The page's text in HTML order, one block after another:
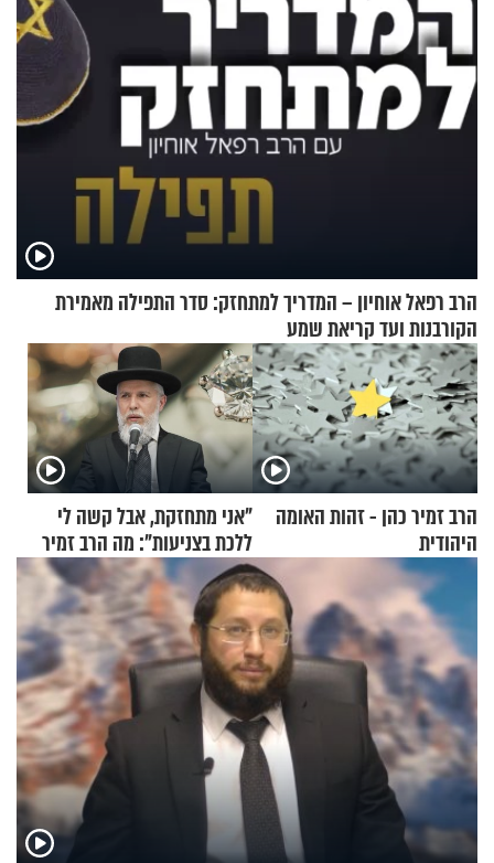
הרב רפאל אוחיון – המדריך למתחזק: סדר התפילה מאמירת
הקורבנות ועד קריאת שמע
הרב זמיר כהן - זהות האומה
היהודית
"אני מתחזקת, אבל קשה לי
ללכת בצניעות": מה הרב זמיר
כהן המליץ לה לעשות?